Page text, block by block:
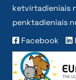
ketvirtadieniais
penktadieniais
Facebook